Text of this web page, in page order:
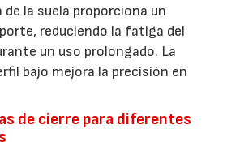
la suela proporciona un
reduciendo la fatiga del
un uso prolongado. La
bajo mejora la precisión en
de cierre para diferentes